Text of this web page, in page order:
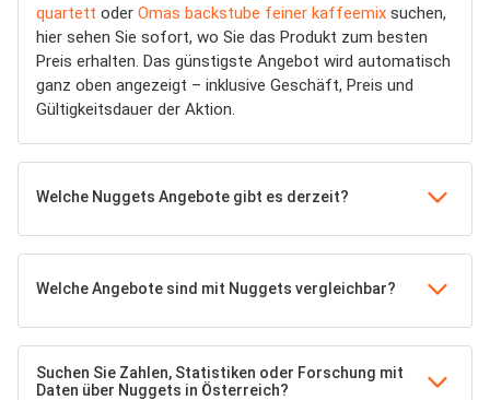
quartett oder Omas backstube feiner kaffeemix suchen,
hier sehen Sie sofort, wo Sie das Produkt zum besten
Preis erhalten. Das günstigste Angebot wird automatisch
ganz oben angezeigt – inklusive Geschäft, Preis und
Gültigkeitsdauer der Aktion.
Welche Nuggets Angebote gibt es derzeit?
Welche Angebote sind mit Nuggets vergleichbar?
Suchen Sie Zahlen, Statistiken oder Forschung mit
Daten über Nuggets in Österreich?